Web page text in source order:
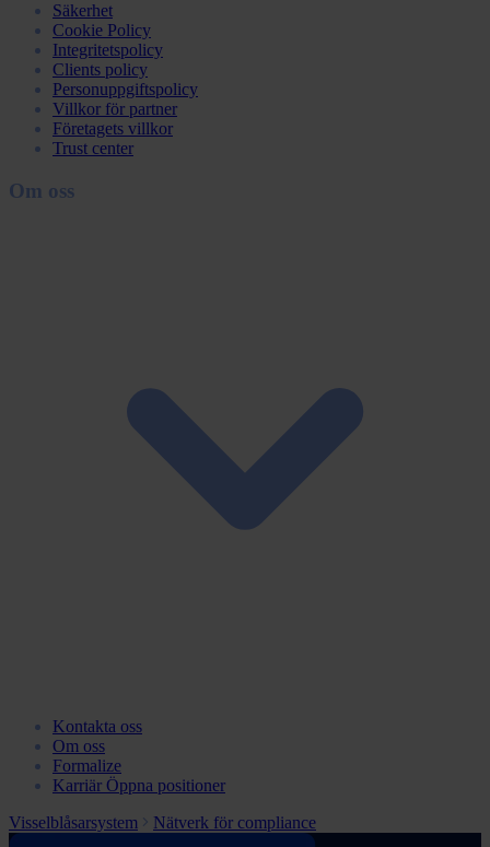
Säkerhet
Cookie Policy
Integritetspolicy
Clients policy
Personuppgiftspolicy
Villkor för partner
Företagets villkor
Trust center
Om oss
Kontakta oss
Om oss
Formalize
Karriär Öppna positioner
Visselblåsarsystem
Nätverk för compliance